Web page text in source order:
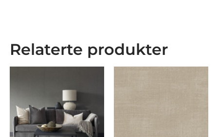
Relaterte produkter